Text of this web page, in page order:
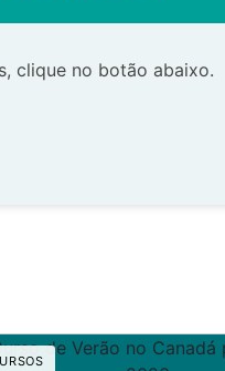
clique no botão abaixo.